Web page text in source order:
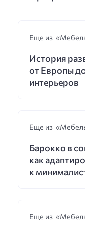
Еще из
История
от Европы
интерьеров
Еще из
Барокко в
как
к
Еще из